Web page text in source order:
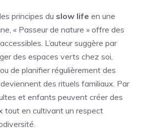
principes du slow life en une
« Passeur de nature » offre des
L’auteur suggère par
des espaces verts chez soi,
de planifier régulièrement des
des rituels familiaux. Par
et enfants peuvent créer des
tout en cultivant un respect